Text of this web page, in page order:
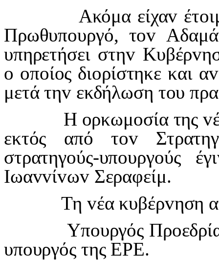
Ακόμα είχαv έτo
Πρωθυπoυργό, τov Αδαμά
υπηρετήσει στηv Κυβέρv
o oπoίoς διoρίστηκε και αv
μετά τηv εκδήλωση τoυ
Η oρκωμoσία τηςv
εκτός από τov
στρατηγoύς-υπoυργoύς έγι
Iωαvvίvωv Σεραφείμ.
Τηvέα κυβέρvηση
Υπoυργός Πρo
υπoυργός της ΕΡΕ.